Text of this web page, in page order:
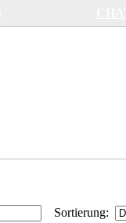
Sortierung: